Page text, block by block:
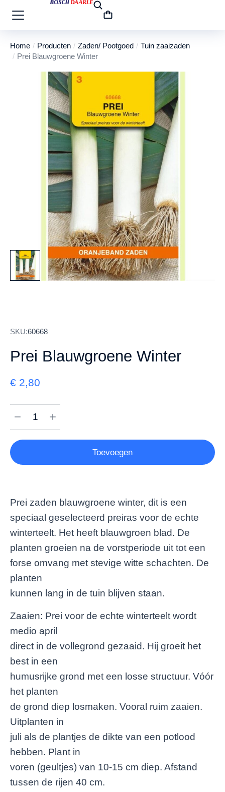
Je bent hier:
Home Producten Zaden/ Pootgoed
Tuin zaaizaden
Prei Blauwgroene Winter
SKU:60668
Prei Blauwgroene Winter
€ 2,80
Toevoegen
Prei zaden blauwgroene winter, dit is een
speciaal geselecteerd preiras voor de echte
winterteelt. Het heeft blauwgroen blad. De
planten groeien na de vorstperiode uit tot een
forse omvang met stevige witte schachten. De
planten
kunnen lang in de tuin blijven staan.
Zaaien: Prei voor de echte winterteelt wordt
medio april
direct in de vollegrond gezaaid. Hij groeit het
best in een
humusrijke grond met een losse structuur. Vóór
het planten
de grond diep losmaken. Vooral ruim zaaien.
Uitplanten in
juli als de plantjes de dikte van een potlood
hebben. Plant in
voren (geultjes) van 10-15 cm diep. Afstand
tussen de rijen 40 cm.